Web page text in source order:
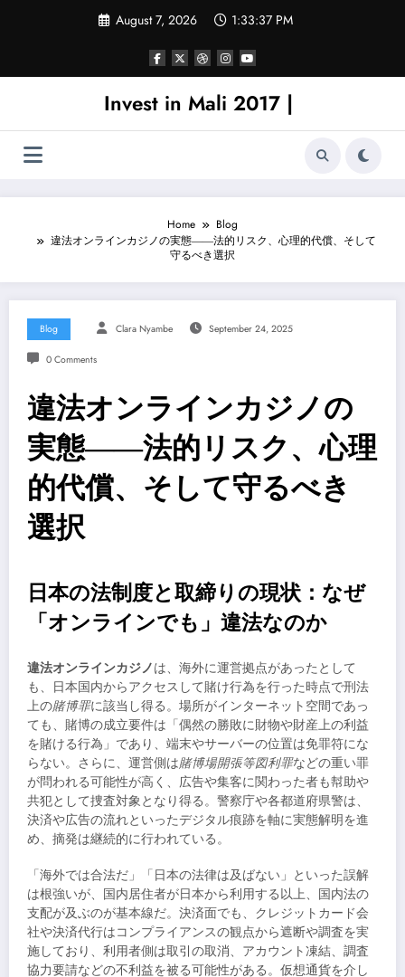
August 7, 2026 1:33:37 PM
Invest in Mali 2017 |
Home
Blog
違法オンラインカジノの実態――法的リスク、心理的代償、そして
守るべき選択
Blog Clara Nyambe September 24, 2025
0 Comments
違法オンラインカジノの
実態――法的リスク、心理
的代償、そして守るべき
選択
日本の法制度と取締りの現状：なぜ
「オンラインでも」違法なのか
違法オンラインカジノは、海外に運営拠点があったとして
も、日本国内からアクセスして賭け行為を行った時点で刑法
上の賭博罪に該当し得る。場所がインターネット空間であっ
ても、賭博の成立要件は「偶然の勝敗に財物や財産上の利益
を賭ける行為」であり、端末やサーバーの位置は免罪符にな
らない。さらに、運営側は賭博場開張等図利罪などの重い罪
が問われる可能性が高く、広告や集客に関わった者も幇助や
共犯として捜査対象となり得る。警察庁や各都道府県警は、
決済や広告の流れといったデジタル痕跡を軸に実態解明を進
め、摘発は継続的に行われている。
「海外では合法だ」「日本の法律は及ばない」といった誤解
は根強いが、国内居住者が日本から利用する以上、国内法の
支配が及ぶのが基本線だ。決済面でも、クレジットカード会
社や決済代行はコンプライアンスの観点から遮断や調査を実
施しており、利用者側は取引の取消、アカウント凍結、調査
協力要請などの不利益を被る可能性がある。仮想通貨を介し